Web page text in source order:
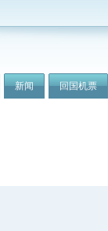
新闻 回国机票